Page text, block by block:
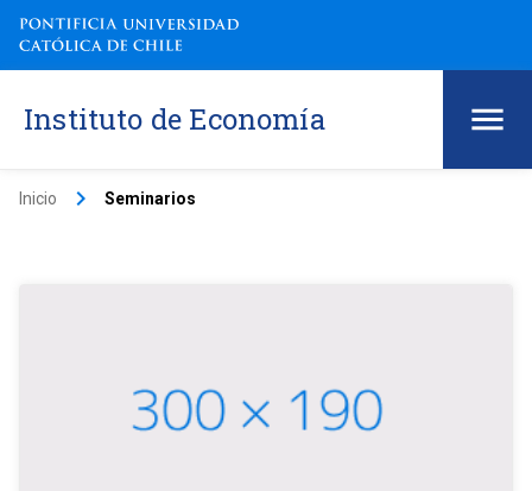
Instituto de Economía
Inicio keyboard_arrow_right Seminarios